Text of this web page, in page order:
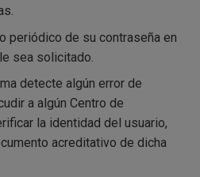
periódico de su contraseña en
sea solicitado.
detecte algún error de
a algún Centro de
la identidad del usuario,
acreditativo de dicha